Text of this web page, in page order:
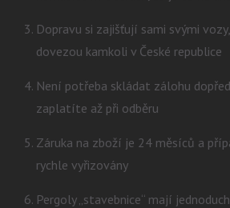
Dopravu si zajišťují sami svými
dovezou kamkoli v České republice
Není potřeba skládat zálohu
zaplatíte až při odběru
Záruka na zboží je 24 měsíců a
rychle vyřizovány
Pergoly „stavebnice“ mají